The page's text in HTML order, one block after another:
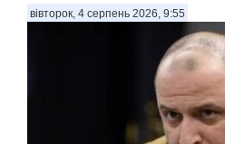
вівторок, 4 серпень 2026, 9:55